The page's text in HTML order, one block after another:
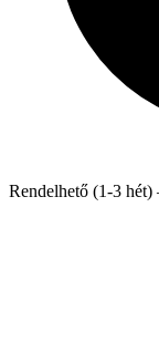
Rendelhető (1-3 hét)